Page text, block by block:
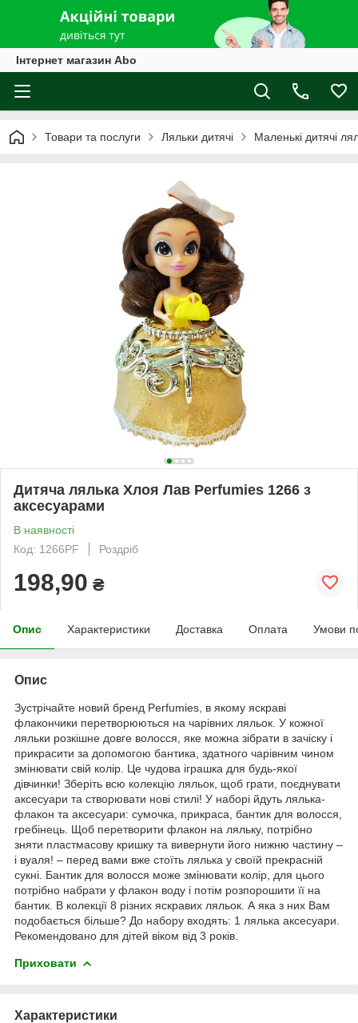
Інтернет магазин Abo
Товари та послуги Ляльки дитячі Маленькі дитячі
Дитяча лялька Хлоя Лав Perfumies 1266 з
аксесуарами
В наявності
Код: 1266PF
Роздріб
198,90 ₴
Опис Характеристики Доставка Оплата Умови
Опис
Зустрічайте новий бренд Perfumies, в якому яскраві
флакончики перетворюються на чарівних ляльок. У кожної
ляльки розкішне довге волосся, яке можна зібрати в зачіску і
прикрасити за допомогою бантика, здатного чарівним чином
змінювати свій колір. Це чудова іграшка для будь-якої
дівчинки! Зберіть всю колекцію ляльок, щоб грати, поєднувати
аксесуари та створювати нові стилі! У наборі йдуть лялька-
флакон та аксесуари: сумочка, прикраса, бантик для волосся,
гребінець. Щоб перетворити флакон на ляльку, потрібно
зняти пластмасову кришку та вивернути його нижню частину –
і вуаля! – перед вами вже стоїть лялька у своїй прекрасній
сукні. Бантик для волосся може змінювати колір, для цього
потрібно набрати у флакон воду і потім розпорошити її на
бантик. В колекції 8 різних яскравих ляльок. А яка з них Вам
подобається більше? До набору входять: 1 лялька аксесуари.
Рекомендовано для дітей віком від 3 років.
Приховати
Характеристики